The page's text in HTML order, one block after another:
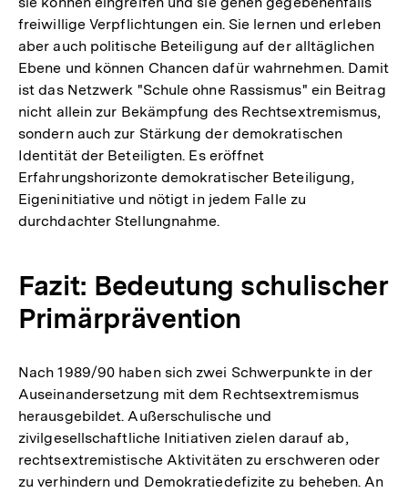
freiwillige Verpflichtungen ein. Sie lernen und erleben
aber auch politische Beteiligung auf der alltäglichen
Ebene und können Chancen dafür wahrnehmen. Damit
ist das Netzwerk "Schule ohne Rassismus" ein Beitrag
nicht allein zur Bekämpfung des Rechtsextremismus,
sondern auch zur Stärkung der demokratischen
Identität der Beteiligten. Es eröffnet
Erfahrungshorizonte demokratischer Beteiligung,
Eigeninitiative und nötigt in jedem Falle zu
durchdachter Stellungnahme.
Fazit: Bedeutung schulischer
Primärprävention
Nach 1989/90 haben sich zwei Schwerpunkte in der
Auseinandersetzung mit dem Rechtsextremismus
herausgebildet. Außerschulische und
zivilgesellschaftliche Initiativen zielen darauf ab,
rechtsextremistische Aktivitäten zu erschweren oder
zu verhindern und Demokratiedefizite zu beheben. An